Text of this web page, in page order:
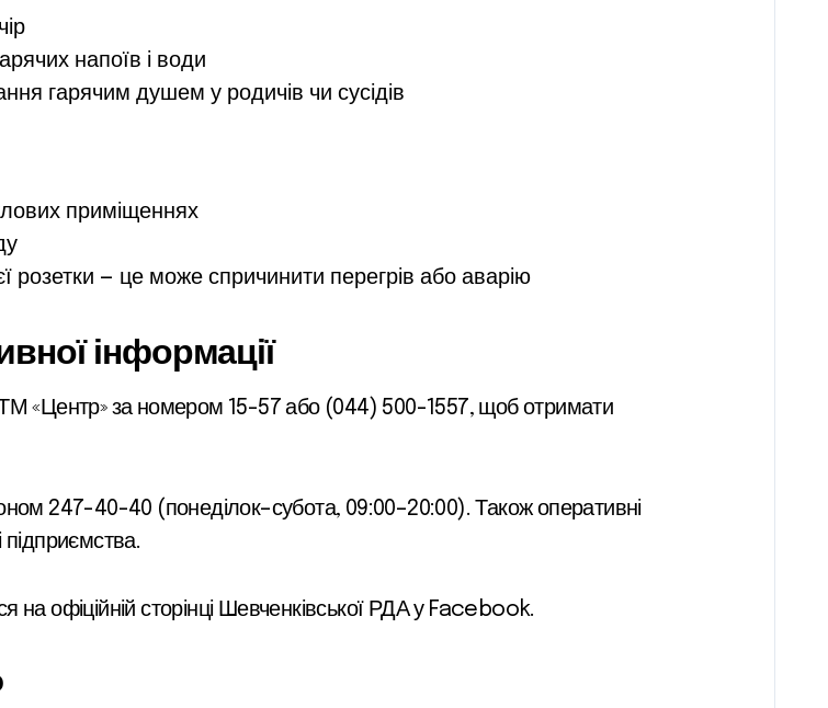
напоїв і води
гарячим душем у родичів чи сусідів
приміщеннях
розетки — це може спричинити перегрів або аварію
інформації
«Центр» за номером 15-57 або (044) 500-1557, щоб отримати
247-40-40 (понеділок–субота, 09:00–20:00). Також оперативні
офіційній сторінці Шевченківської РДА у Facebook.